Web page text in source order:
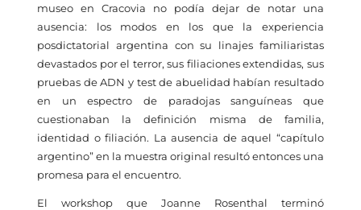
museo en Cracovia no podía dejar de notar una
ausencia: los modos en los que la experiencia
posdictatorial argentina con su linajes familiaristas
devastados por el terror, sus filiaciones extendidas, sus
pruebas de ADN y test de abuelidad habían resultado
en un espectro de paradojas sanguíneas que
cuestionaban la definición misma de familia,
identidad o filiación. La ausencia de aquel “capítulo
argentino” en la muestra original resultó entonces una
promesa para el encuentro.
El workshop que Joanne Rosenthal terminó